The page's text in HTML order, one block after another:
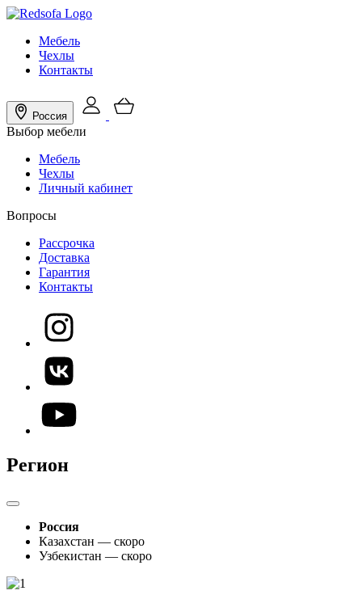
Мебель
Чехлы
Контакты
Россия
Выбор мебели
Мебель
Чехлы
Личный кабинет
Вопросы
Рассрочка
Доставка
Гарантия
Контакты
Регион
Россия
Казахстан — скоро
Узбекистан — скоро